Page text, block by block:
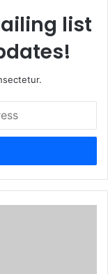
list